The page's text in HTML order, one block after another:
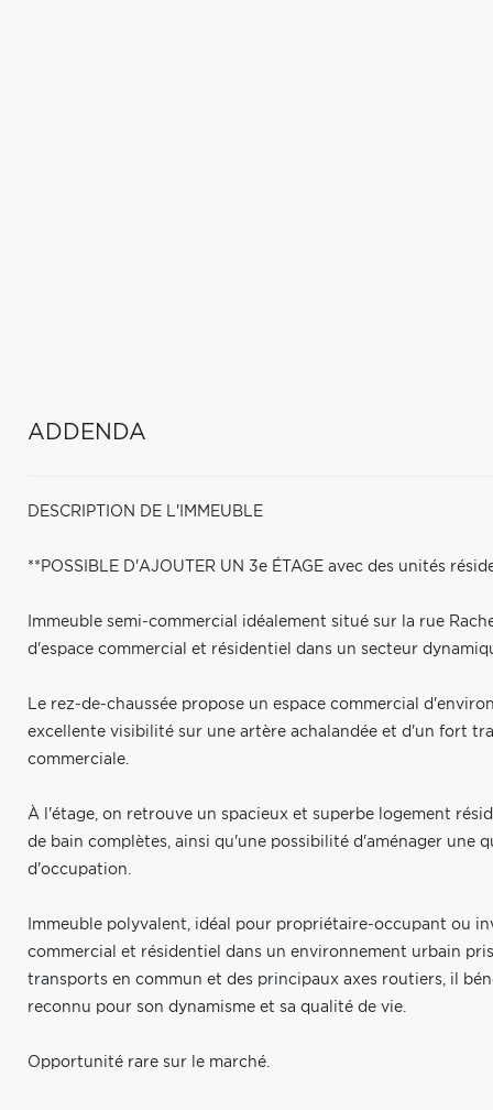
ADDENDA
DESCRIPTION DE L'IMMEUBLE
**POSSIBLE D'AJOUTER UN 3e ÉTAGE avec des unités
Immeuble semi-commercial idéalement situé sur la rue
d'espace commercial et résidentiel dans un secteur
Le rez-de-chaussée propose un espace commercial
excellente visibilité sur une artère achalandée et d'un fort
commerciale.
À l'étage, on retrouve un spacieux et superbe logement
de bain complètes, ainsi qu'une possibilité d'aménager une
d'occupation.
Immeuble polyvalent, idéal pour propriétaire-occupant ou
commercial et résidentiel dans un environnement urbain
transports en commun et des principaux axes routiers, il
reconnu pour son dynamisme et sa qualité de vie.
Opportunité rare sur le marché.